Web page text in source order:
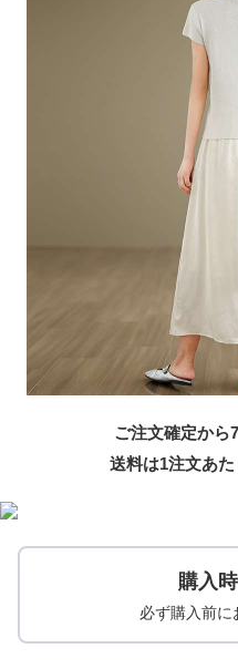
ご注文確定から
送料は1注文あた
購入
必ず購入前に